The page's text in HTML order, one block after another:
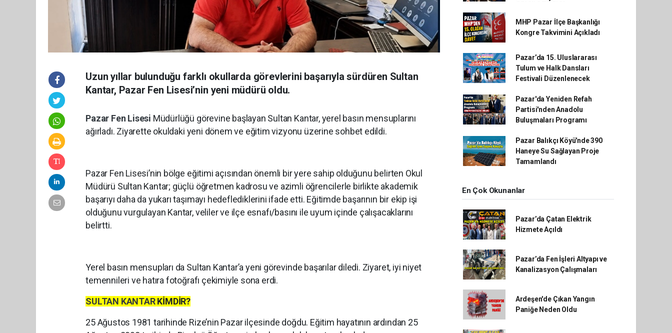
Uzun yıllar bulunduğu farklı okullarda görevlerini başarıyla sürdüren Sultan
Kantar, Pazar Fen Lisesi’nin yeni müdürü oldu.
Pazar Fen Lisesi Müdürlüğü görevine başlayan Sultan Kantar, yerel basın mensuplarını
ağırladı. Ziyarette okuldaki yeni dönem ve eğitim vizyonu üzerine sohbet edildi.
​Pazar Fen Lisesi’nin bölge eğitimi açısından önemli bir yere sahip olduğunu belirten Okul
Müdürü Sultan Kantar; güçlü öğretmen kadrosu ve azimli öğrencilerle birlikte akademik
başarıyı daha da yukarı taşımayı hedeflediklerini ifade etti. Eğitimde başarının bir ekip işi
olduğunu vurgulayan Kantar, veliler ve ilçe esnafı/basını ile uyum içinde çalışacaklarını
belirtti.
​Yerel basın mensupları da Sultan Kantar’a yeni görevinde başarılar diledi. Ziyaret, iyi niyet
temennileri ve hatıra fotoğrafı çekimiyle sona erdi.
SULTAN KANTARKİMDİR?
​25 Ağustos 1981 tarihinde Rize’nin Pazar ilçesinde doğdu. Eğitim hayatının ardından 25
MHP Pazar İlçe Başkanlığı
Kongre Takvimini Açıkladı
Pazar’da 15. Uluslararası
Tulum ve Halk Dansları
Festivali Düzenlenecek
Pazar'da Yeniden Refah
Partisi'nden Anadolu
Buluşmaları Programı
Pazar Balıkçı Köyü'nde 390
Haneye Su Sağlayan Proje
Tamamlandı
En Çok Okunanlar
Pazar’da Çatan Elektrik
Hizmete Açıldı
Pazar’da Fen İşleri Altyapı ve
Kanalizasyon Çalışmaları
Ardeşen'de Çıkan Yangın
Paniğe Neden Oldu